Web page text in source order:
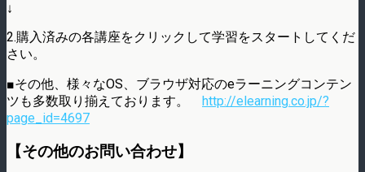
↓
2.購入済みの各講座をクリックして学習をスタートしてくだ
さい。
■その他、様々なOS、ブラウザ対応のeラーニングコンテン
ツも多数取り揃えております。
http://elearning.co.jp/?
page_id=4697
【その他のお問い合わせ】